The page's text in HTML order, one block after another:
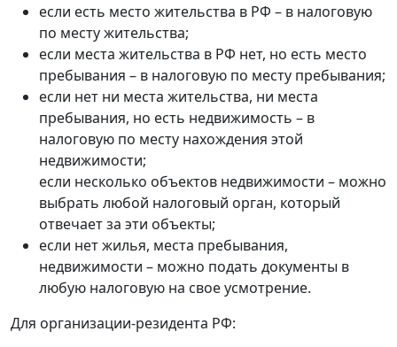
если есть место жительства в РФ – в налоговую
по месту жительства;
если места жительства в РФ нет, но есть место
пребывания – в налоговую по месту пребывания;
если нет ни места жительства, ни места
пребывания, но есть недвижимость – в
налоговую по месту нахождения этой
недвижимости;
если несколько объектов недвижимости – можно
выбрать любой налоговый орган, который
отвечает за эти объекты;
если нет жилья, места пребывания,
недвижимости – можно подать документы в
любую налоговую на свое усмотрение.
Для организации-резидента РФ: